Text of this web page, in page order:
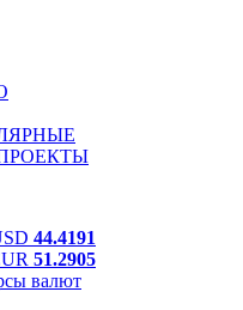
44.4191
51.2905
валют